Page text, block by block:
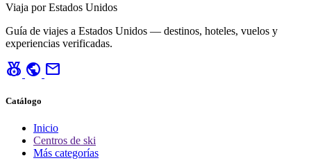
Viaja por Estados Unidos
Guía de viajes a Estados Unidos — destinos, hoteles, vuelos y
experiencias verificadas.
social_leaderboard public mail
Catálogo
Inicio
Centros de ski
Más categorías